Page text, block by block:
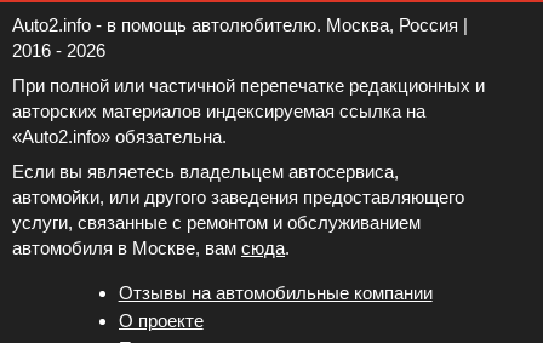
Auto2.info - в помощь автолюбителю. Москва, Россия |
2016 - 2026
При полной или частичной перепечатке редакционных и
авторских материалов индексируемая ссылка на
«Auto2.info» обязательна.
Если вы являетесь владельцем автосервиса,
автомойки, или другого заведения предоставляющего
услуги, связанные с ремонтом и обслуживанием
автомобиля в Москве, вам сюда.
Отзывы на автомобильные компании